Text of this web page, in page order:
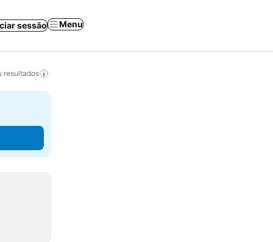
sessão Menu
resultados